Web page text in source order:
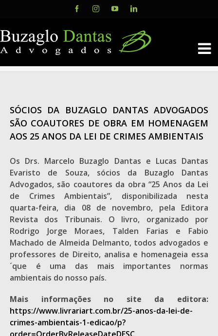
content
FacebookInstagramYouTubeLinkedIn
SÓCIOS DA BUZAGLO DANTAS ADVOGADOS
SÃO COAUTORES DE OBRA EM HOMENAGEM
AOS 25 ANOS DA LEI DE CRIMES AMBIENTAIS
Os Drs. Marcelo Buzaglo Dantas e Lucas Dantas
Evaristo de Souza, sócios da Buzaglo Dantas
Advogados, são coautores da obra “25 Anos da Lei
de Crimes Ambientais”, disponibilizada nesta
quarta-feira, dia 08 de novembro, pela Editora
Revista dos Tribunais. O livro, organizado por
Rodrigo Jorge Moraes, Talden Farias e Fabio
Machado de Almeida Delmanto, todos advogados e
professores de Direito, analisa e homenageia essa
´que é uma das mais importantes normas
ambientais do nosso país.
Mais informações no site da editora:
https://www.livrariart.com.br/25-anos-da-lei-de-
crimes-ambientais-1-edicao/p?